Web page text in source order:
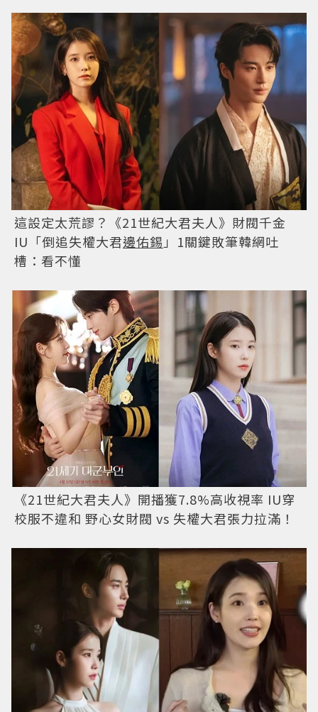
這設定太荒謬？《21世紀大君夫人》財閥千金
IU「倒追失權大君邊佑錫 」1關鍵敗筆韓網吐
槽：看不懂
《21世紀大君夫人》開播獲7.8%高收視率 IU穿
校服不違和 野心女財閥 vs 失權大君張力拉滿！